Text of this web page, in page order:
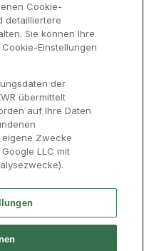
Fragen
Groupe SEB
Cookie-
detailliertere
Sie können Ihre
Einstellungen
der
übermittelt
auf Ihre Daten
Zwecke
LLC mit